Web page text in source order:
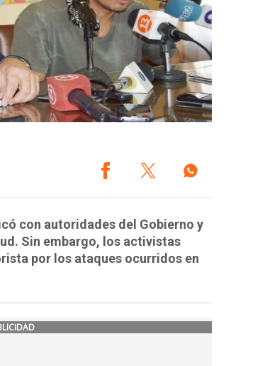
con autoridades del Gobierno y
Sin embargo, los activistas
por los ataques ocurridos en